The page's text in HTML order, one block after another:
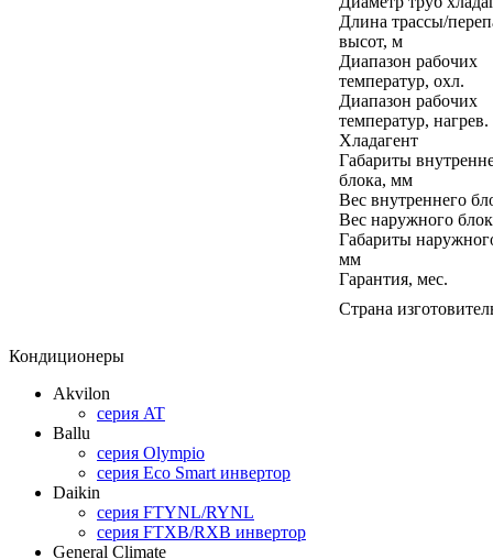
Длина трассы/
высот, м
Диапазон рабочих
температур, охл.
Диапазон рабочих
температур, нагрев.
Хладагент
Габариты
блока, мм
Вес внутреннего
Вес наружного
Габариты
мм
Гарантия, мес.
Страна
Кондиционеры
Akvilon
серия AT
Ballu
серия Olympio
серия Eco Smart инвертор
Daikin
серия FTYNL/RYNL
серия FTXB/RXB инвертор
General Climate